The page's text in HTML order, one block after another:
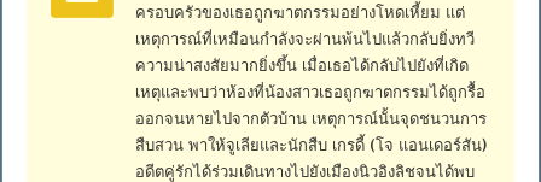
ครอบครัวของเธอถูกฆาตกรรมอย่างโหดเหี้ยม แต่
เหตุการณ์ที่เหมือนกำลังจะผ่านพ้นไปแล้วกลับยิ่งทวี
ความน่าสงสัยมากยิ่งขึ้น เมื่อเธอได้กลับไปยังที่เกิด
เหตุและพบว่าห้องที่น้องสาวเธอถูกฆาตกรรมได้ถูกรื้อ
ออกจนหายไปจากตัวบ้าน เหตุการณ์นั้นจุดชนวนการ
สืบสวน พาให้จูเลียและนักสืบ เกรดี้ (โจ แอนเดอร์สัน)
อดีตคู่รักได้ร่วมเดินทางไปยังเมืองนิวอิงลิชจนได้พบ